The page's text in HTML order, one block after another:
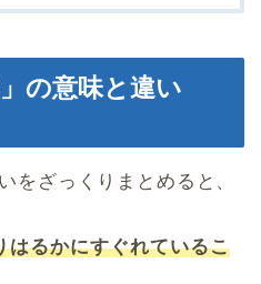
の意味と違い
をざっくりまとめると、
はるかにすぐれているこ